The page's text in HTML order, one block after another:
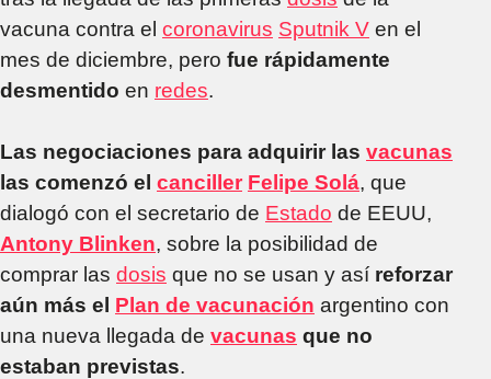
vacuna contra el coronavirus Sputnik V en el
mes de diciembre, pero fue rápidamente
desmentido en redes.
Las negociaciones para adquirir las vacunas
las comenzó el canciller Felipe Solá, que
dialogó con el secretario de Estado de EEUU,
Antony Blinken, sobre la posibilidad de
comprar las dosis que no se usan y así reforzar
aún más el Plan de vacunación argentino con
una nueva llegada de vacunas que no
estaban previstas.